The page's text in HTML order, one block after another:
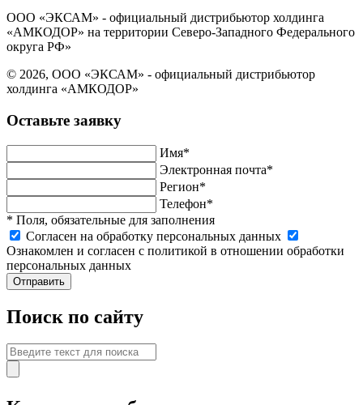
ООО «ЭКСАМ» - официальный дистрибьютор холдинга
«АМКОДОР» на территории Северо-Западного Федерального
округа РФ»
© 2026, ООО «ЭКСАМ» - официальный дистрибьютор
холдинга «АМКОДОР»
Оставьте заявку
Имя*
Электронная почта*
Регион*
Телефон*
* Поля, обязательные для заполнения
Cогласен на обработку персональных данных
Ознакомлен и согласен с политикой в отношении обработки
персональных данных
Отправить
Поиск по сайту